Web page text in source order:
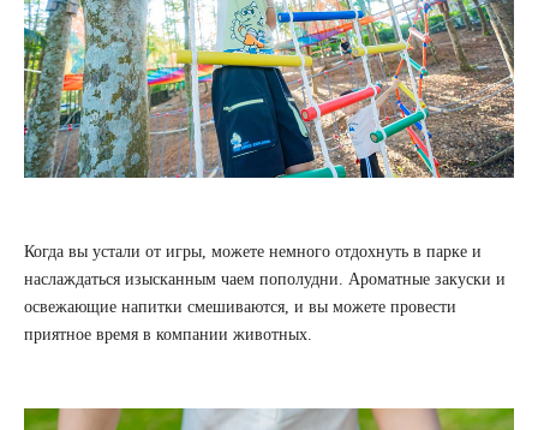
Когда вы устали от игры, можете немного отдохнуть в парке и
наслаждаться изысканным чаем пополудни. Ароматные закуски и
освежающие напитки смешиваются, и вы можете провести
приятное время в компании животных.